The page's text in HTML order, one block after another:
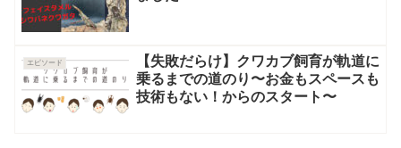
エピソード
【失敗だらけ】クワカブ飼育が軌道に
乗るまでの道のり〜お金もスペースも
技術もない！からのスタート〜